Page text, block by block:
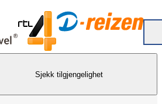
Sjekk tilgjengelighet